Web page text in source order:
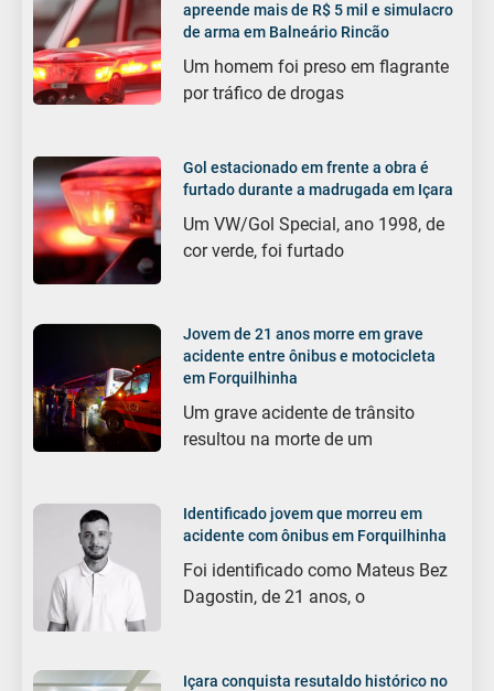
apreende mais de R$ 5 mil e simulacro
de arma em Balneário Rincão
Um homem foi preso em flagrante
por tráfico de drogas
Gol estacionado em frente a obra é
furtado durante a madrugada em Içara
Um VW/Gol Special, ano 1998, de
cor verde, foi furtado
Jovem de 21 anos morre em grave
acidente entre ônibus e motocicleta
em Forquilhinha
Um grave acidente de trânsito
resultou na morte de um
Identificado jovem que morreu em
acidente com ônibus em Forquilhinha
Foi identificado como Mateus Bez
Dagostin, de 21 anos, o
Içara conquista resutaldo histórico no